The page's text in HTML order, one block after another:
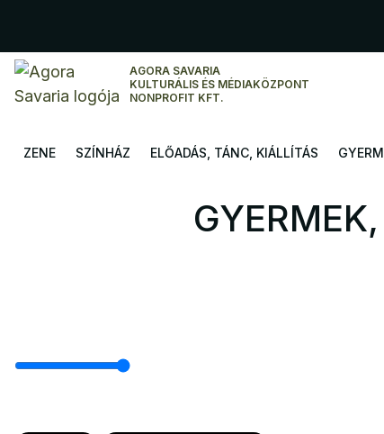
AGORA SAVARIA
KULTURÁLIS ÉS MÉDIAKÖZPONT
NONPROFIT KFT.
ZENE SZÍNHÁZ ELŐADÁS, TÁNC, KIÁLLÍTÁS